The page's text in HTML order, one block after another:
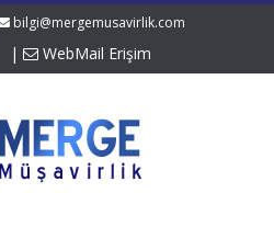
bilgi@mergemusavirlik.com
| WebMail Erişim